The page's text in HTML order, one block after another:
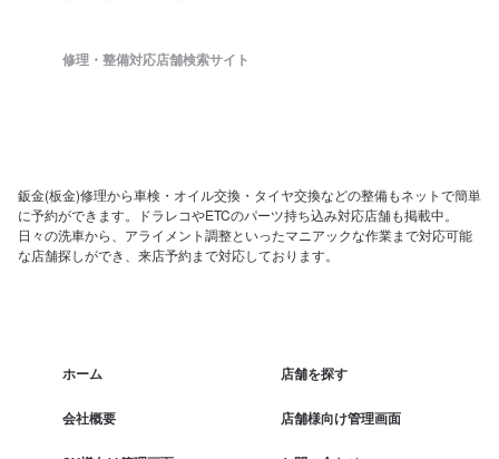
修理・整備対応店舗検索サイト
鈑金(板金)修理から車検・オイル交換・タイヤ交換などの整備もネットで簡単
に予約ができます。ドラレコやETCのパーツ持ち込み対応店舗も掲載中。
日々の洗車から、アライメント調整といったマニアックな作業まで対応可能
な店舗探しができ、来店予約まで対応しております。
ホーム 店舗を探す
会社概要 店舗様向け管理画面